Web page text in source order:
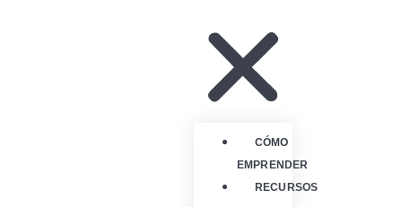
CÓMO
EMPRENDER
RECURSOS